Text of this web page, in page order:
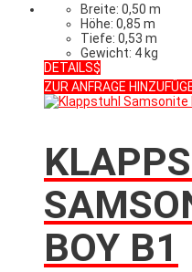
Breite: 0,50 m
Höhe: 0,85 m
Tiefe: 0,53 m
Gewicht: 4 kg
DETAILS
ZUR ANFRAGE
BOY B1